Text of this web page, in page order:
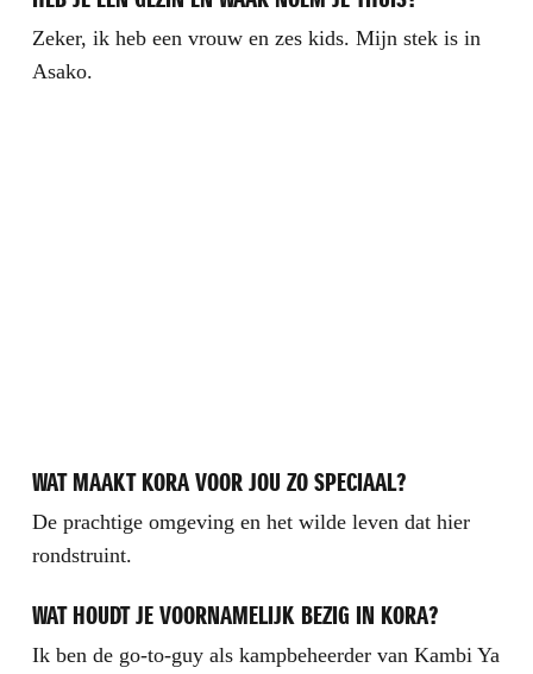
Zeker, ik heb een vrouw en zes kids. Mijn stek is in
Asako.
WAT MAAKT KORA VOOR JOU ZO SPECIAAL?
De prachtige omgeving en het wilde leven dat hier
rondstruint.
WAT HOUDT JE VOORNAMELIJK BEZIG IN KORA?
Ik ben de go-to-guy als kampbeheerder van Kambi Ya